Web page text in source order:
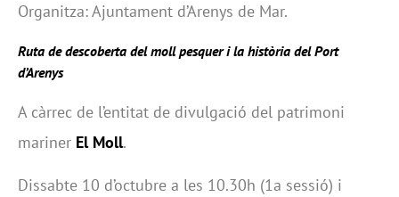
Organitza: Ajuntament d’Arenys de Mar.
Ruta de descoberta del moll pesquer i la història del Port
d’Arenys
A càrrec de l’entitat de divulgació del patrimoni
mariner El Moll.
Dissabte 10 d’octubre a les 10.30h (1a sessió) i